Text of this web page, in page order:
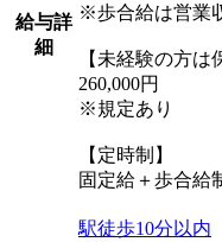
給与詳
細
※歩合給は営業
【未経験の方は
260,000円
※規定あり
【定時制】
固定給＋歩合給
駅徒歩10分以内